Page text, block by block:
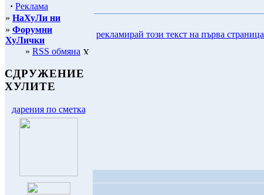
· Реклама
» НаХуЛи ни
» Форумни
ХуЛички
» RSS обмяна
СДРУЖЕНИЕ
ХУЛИТЕ
дарения по сметка
рекламирай този текст на първа страница